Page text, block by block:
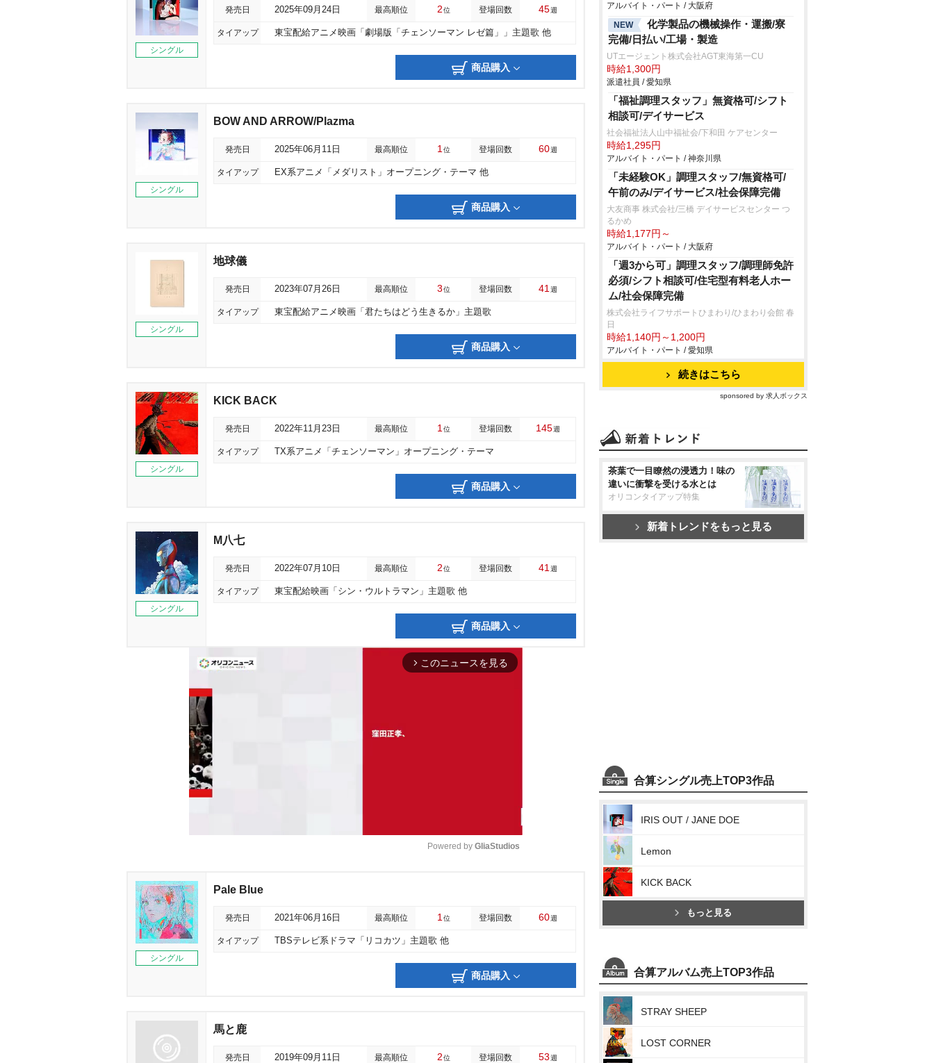
シングル
発売日 2025年09月24日 最高順位 2位 登場回数 45週
タイアップ 東宝配給アニメ映画「劇場版「チェンソーマン レゼ篇」」主題歌 他
商品購入
シングル
BOW AND ARROW/Plazma
発売日 2025年06月11日 最高順位 1 位 登場回数 60週
タイアップ EX系アニメ「メダリスト」オープニング・テーマ 他
商品購入
シングル
地球儀
発売日 2023年07月26日 最高順位 3位 登場回数 41 週
タイアップ 東宝配給アニメ映画「君たちはどう生きるか」主題歌
商品購入
シングル
KICK BACK
発売日 2022年11月23日 最高順位 1 位 登場回数 145週
タイアップ TX系アニメ「チェンソーマン」オープニング・テーマ
商品購入
シングル
M八七
発売日 2022年07月10日 最高順位 2位 登場回数 41 週
タイアップ 東宝配給映画「シン・ウルトラマン」主題歌 他
商品購入
arrow_forward_ios このニュースを見る
Powered by GliaStudios
シングル
Pale Blue
発売日 2021年06月16日 最高順位 1 位 登場回数 60週
タイアップ TBSテレビ系ドラマ「リコカツ」主題歌 他
商品購入
馬と鹿
発売日 2019年09月11日 最高順位 2位 登場回数 53週
アルバイト・パート / 大阪府
NEW
化学製品の機械操作・運搬/寮
完備/日払い/工場・製造
UTエージェント株式会社AGT東海第一CU
時給1,300円
派遣社員 / 愛知県
「福祉調理スタッフ」無資格可/シフト
相談可/デイサービス
社会福祉法人山中福祉会/下和田 ケアセンター
時給1,295円
アルバイト・パート / 神奈川県
「未経験OK」調理スタッフ/無資格可/
午前のみ/デイサービス/社会保障完備
大友商事 株式会社/三橋 デイサービスセンター つ
るかめ
時給1,177円～
アルバイト・パート / 大阪府
「週3から可」調理スタッフ/調理師免許
必須/シフト相談可/住宅型有料老人ホー
ム/社会保障完備
株式会社ライフサポートひまわり/ひまわり会館 春
日
時給1,140円～1,200円
アルバイト・パート / 愛知県
続きはこちら
sponsored by 求人ボックス
茶葉で一目瞭然の浸透力！味の
違いに衝撃を受ける水とは
オリコンタイアップ特集
新着トレンドをもっと見る
合算シングル売上TOP3作品
IRIS OUT / JANE DOE
Lemon
KICK BACK
もっと見る
合算アルバム売上TOP3作品
STRAY SHEEP
LOST CORNER